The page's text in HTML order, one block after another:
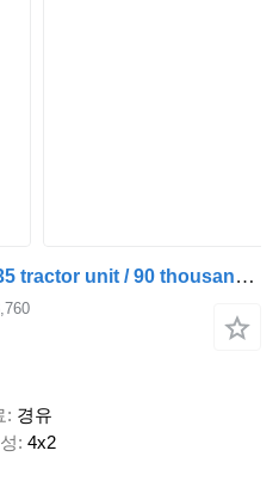
Mercedes-Benz Actros 1835 tractor unit / 90 thousand km!!!
경유
4x2